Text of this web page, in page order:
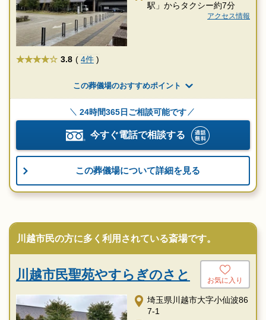
駅」からタクシー約7分
アクセス情報
★★★★ 3.8 ( 4件 )
この葬儀場のおすすめポイント
24時間365日ご相談可能です
今すぐ電話で相談する
この葬儀場について詳細を見る
川越市民の方に多く利用されている斎場です。
川越市民聖苑やすらぎのさと お気に入り
埼玉県川越市大字小仙波86
7-1